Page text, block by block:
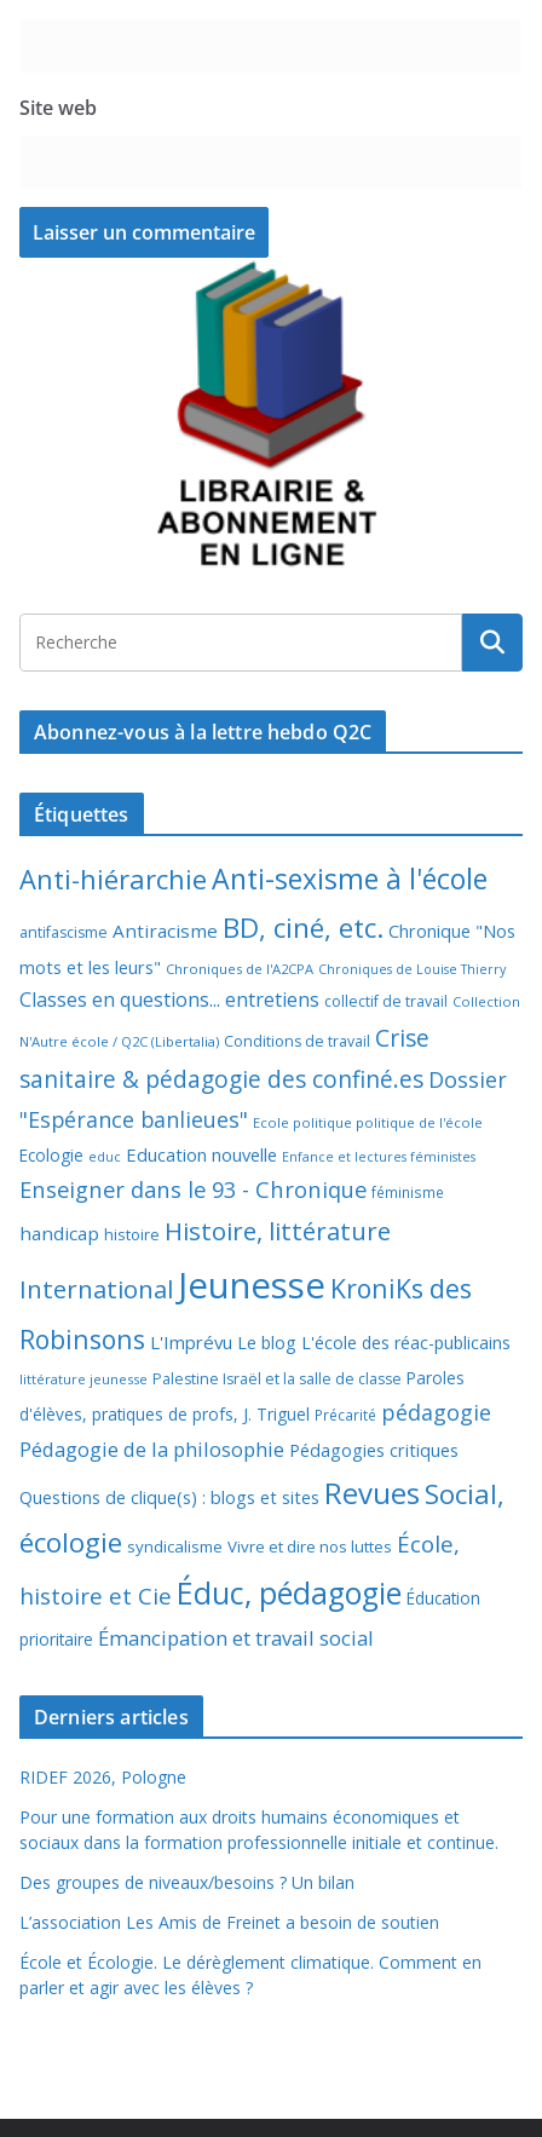
Site web
Abonnez-vous à la lettre hebdo Q2C
Étiquettes
Anti-hiérarchieAnti-sexisme à l'école
antifascisme Antiracisme BD, ciné, etc. Chronique "Nos
mots et les leurs" Chroniques de l'A2CPA Chroniques de Louise Thierry
Classes en questions... entretiens collectif de travail Collection
N'Autre école / Q2C (Libertalia) Conditions de travail Crise
sanitaire & pédagogie des confiné.es Dossier
"Espérance banlieues" Ecole politique politique de l'école
Ecologie educ Education nouvelle Enfance et lectures féministes
Enseigner dans le 93 - Chronique féminisme
handicap histoire Histoire, littérature
International Jeunesse KroniKs des
Robinsons L'Imprévu Le blog L'école des réac-publicains
littérature jeunesse Palestine Israël et la salle de classe Paroles
d'élèves, pratiques de profs, J. Triguel Précarité pédagogie
Pédagogie de la philosophie Pédagogies critiques
Questions de clique(s) : blogs et sites RevuesSocial,
écologie syndicalisme Vivre et dire nos luttes École,
histoire et Cie Éduc, pédagogie Éducation
prioritaire Émancipation et travail social
Derniers articles
RIDEF 2026, Pologne
Pour une formation aux droits humains économiques et
sociaux dans la formation professionnelle initiale et continue.
Des groupes de niveaux/besoins ? Un bilan
L’association Les Amis de Freinet a besoin de soutien
École et Écologie. Le dérèglement climatique. Comment en
parler et agir avec les élèves ?